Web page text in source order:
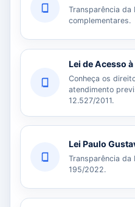
Transparência da
complementares.
Lei de Acesso
Conheça os
atendimento
12.527/2011.
Lei Paulo
Transparência da
195/2022.